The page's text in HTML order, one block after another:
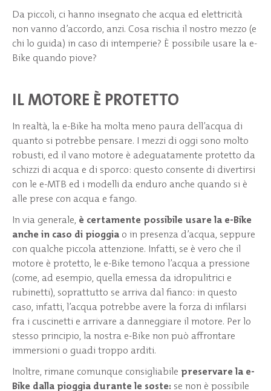
Da piccoli, ci hanno insegnato che acqua ed elettricità
non vanno d’accordo, anzi. Cosa rischia il nostro mezzo (e
chi lo guida) in caso di intemperie? È possibile usare la e-
Bike quando piove?
IL MOTORE È PROTETTO
In realtà, la e-Bike ha molta meno paura dell’acqua di
quanto si potrebbe pensare. I mezzi di oggi sono molto
robusti, ed il vano motore è adeguatamente protetto da
schizzi di acqua e di sporco: questo consente di divertirsi
con le e-MTB ed i modelli da enduro anche quando si è
alle prese con acqua e fango.
In via generale, è certamente possibile usare la e-Bike
anche in caso di pioggia o in presenza d’acqua, seppure
con qualche piccola attenzione. Infatti, se è vero che il
motore è protetto, le e-Bike temono l’acqua a pressione
(come, ad esempio, quella emessa da idropulitrici e
rubinetti), soprattutto se arriva dal fianco: in questo
caso, infatti, l’acqua potrebbe avere la forza di infilarsi
fra i cuscinetti e arrivare a danneggiare il motore. Per lo
stesso principio, la nostra e-Bike non può affrontare
immersioni o guadi troppo arditi.
Inoltre, rimane comunque consigliabile preservare la e-
Bike dalla pioggia durante le soste: se non è possibile